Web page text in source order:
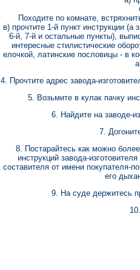
Походите по комнате,
в) прочтите 1-й пункт инструкции
6-й, 7-й и остальные пункты),
интересные стилистические
елочкой, латинские пословицы - в
4. Прочтите адрес завода-
5. Возьмите в кулак пачку
6. Найдите на заводе-
7.
8. Постарайтесь как можно
инструкций завода-
составителя от имени покупателя-
его
9. На суде держитесь